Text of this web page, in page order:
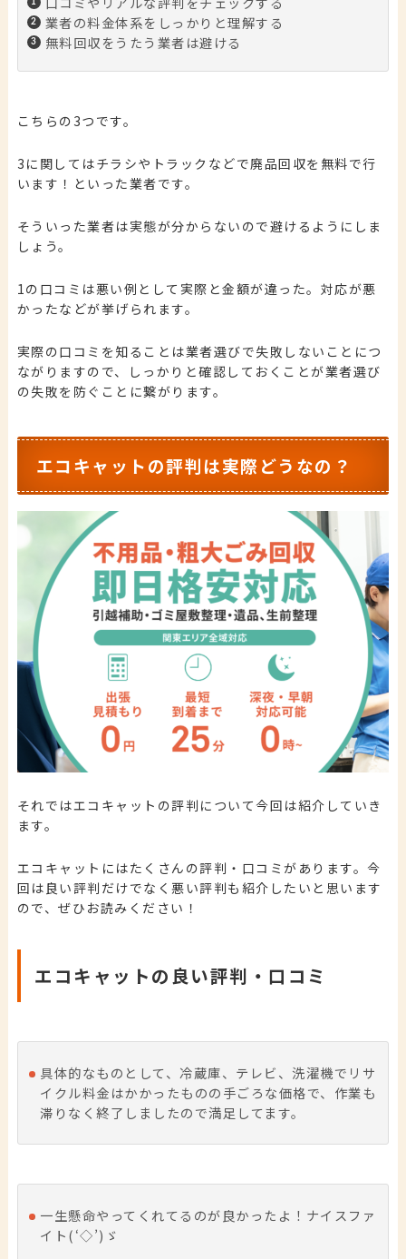
業者の料金体系をしっかりと理解する
無料回収をうたう業者は避ける
こちらの3つです。
3に関してはチラシやトラックなどで廃品回収を無料で行
います！といった業者です。
そういった業者は実態が分からないので避けるようにしま
しょう。
1の口コミは悪い例として実際と金額が違った。対応が悪
かったなどが挙げられます。
実際の口コミを知ることは業者選びで失敗しないことにつ
ながりますので、しっかりと確認しておくことが業者選び
の失敗を防ぐことに繋がります。
エコキャットの評判は実際どうなの？
それではエコキャットの評判について今回は紹介していき
ます。
エコキャットにはたくさんの評判・口コミがあります。今
回は良い評判だけでなく悪い評判も紹介したいと思います
ので、ぜひお読みください！
エコキャットの良い評判・口コミ
具体的なものとして、冷蔵庫、テレビ、洗濯機でリサ
イクル料金はかかったものの手ごろな価格で、作業も
滞りなく終了しましたので満足してます。
一生懸命やってくれてるのが良かったよ！ナイスファ
イト(‘◇’)ゞ